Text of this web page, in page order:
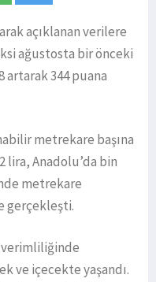
açıklanan verilere
ağustosta bir önceki
artarak 344 puana
metrekare başına
lira, Anadolu’da bin
metrekare
gerçekleşti.
ve içecekte yaşandı.